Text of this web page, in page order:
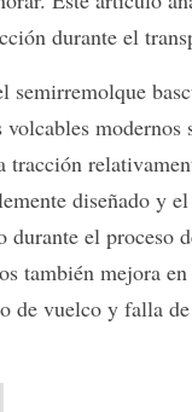
durante el
semirremolque
diseñado y
durante el proceso
también mejora
de vuelco y falla